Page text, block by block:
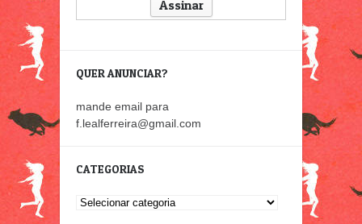
QUER ANUNCIAR?
mande email para
f.lealferreira@gmail.com
CATEGORIAS
Categorias